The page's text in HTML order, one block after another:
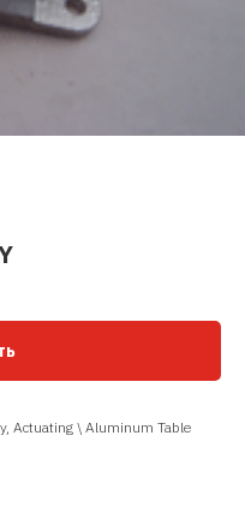
Actuating \ Aluminum Table